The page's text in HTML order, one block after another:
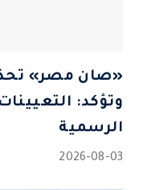
«صان مصر»
وتؤكد:
الرسمية
2026-08-03